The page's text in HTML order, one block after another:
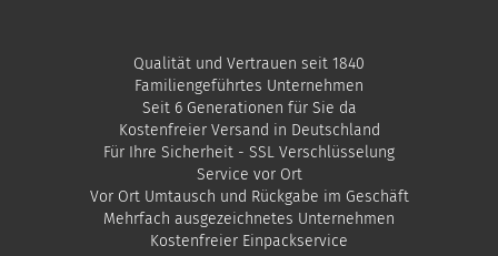
Qualität und Vertrauen seit 1840
Familiengeführtes Unternehmen
Seit 6 Generationen für Sie da
Kostenfreier Versand in Deutschland
Für Ihre Sicherheit - SSL Verschlüsselung
Service vor Ort
Vor Ort Umtausch und Rückgabe im Geschäft
Mehrfach ausgezeichnetes Unternehmen
​Kostenfreier Einpackservice